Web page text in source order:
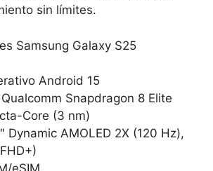
sin límites.
Samsung Galaxy S25
Android 15
Snapdragon 8 Elite
Core (3 nm)
AMOLED 2X (120 Hz),
eSIM